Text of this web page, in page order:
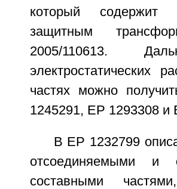
который содержит
защитным
2005/110613.
электростатических
частях можно
1245291, ЕР 1293308 и
В ЕР 1232799
отсоединяемыми и
составными